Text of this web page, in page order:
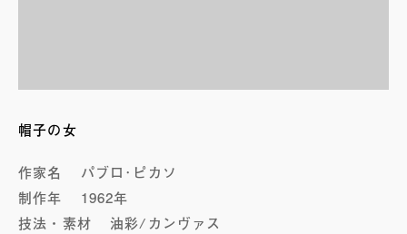
帽子の女
作家名
パブロ･ピカソ
制作年
1962年
技法・素材
油彩/カンヴァス